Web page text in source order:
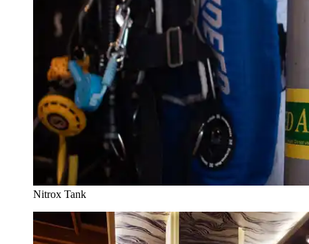
Nitrox Tank